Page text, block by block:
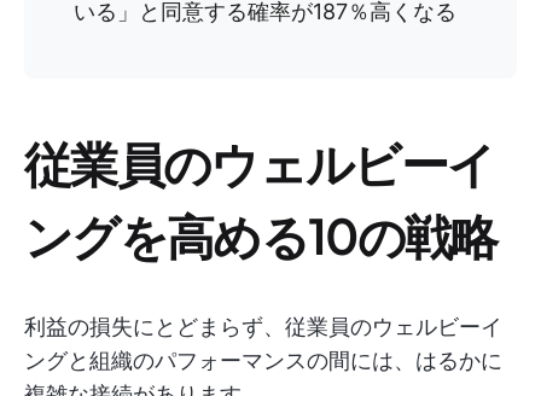
いる」と同意する確率が187％高くなる
従業員のウェルビーイ
ングを高める10の戦略
利益の損失にとどまらず、従業員のウェルビーイ
ングと組織のパフォーマンスの間には、はるかに